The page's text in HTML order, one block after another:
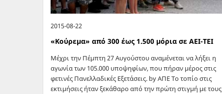
2015-08-22
«Κούρεμα» από 300 έως 1.500 μόρια σε ΑΕΙ-ΤΕΙ
Μέχρι την Πέμπτη 27 Αυγούστου αναμένεται να λήξει η
αγωνία των 105.000 υποψηφίων, που πήραν μέρος στις
φετινές Πανελλαδικές Εξετάσεις. by ΑΠΕ Το τοπίο στις
εκτιμήσεις ήταν ξεκάθαρο από την πρώτη στιγμή με τους